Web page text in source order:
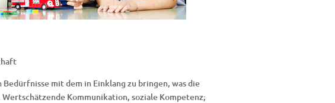
mit dem in Einklang zu bringen, was die
Kommunikation, soziale Kompetenz;